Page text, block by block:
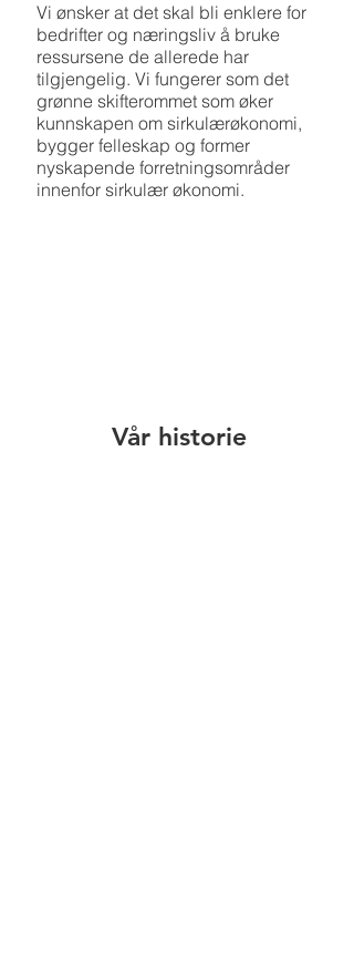
Vi ønsker at det skal bli enklere for
bedrifter og næringsliv å bruke
ressursene de allerede har
tilgjengelig. Vi fungerer som det
grønne skifterommet som øker
kunnskapen om sirkulærøkonomi,
bygger felleskap og former
nyskapende forretningsområder
innenfor sirkulær økonomi.
Vår historie